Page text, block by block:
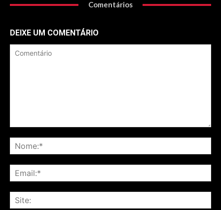
Comentários
DEIXE UM COMENTÁRIO